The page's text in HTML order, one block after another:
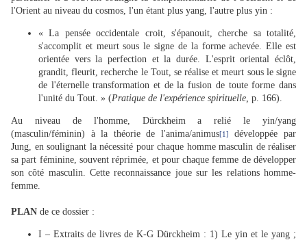
l'Orient au niveau du cosmos, l'un étant plus yang, l'autre plus yin :
« La pensée occidentale croit, s'épanouit, cherche sa totalité,
s'accomplit et meurt sous le signe de la forme achevée. Elle est
orientée vers la perfection et la durée. L'esprit oriental éclôt,
grandit, fleurit, recherche le Tout, se réalise et meurt sous le signe
de l'éternelle transformation et de la fusion de toute forme dans
l'unité du Tout. » (Pratique de l'expérience spirituelle, p. 166).
Au niveau de l'homme, Dürckheim a relié le yin/yang
(masculin/féminin) à la théorie de l'anima/animus[1]
développée par
Jung, en soulignant la nécessité pour chaque homme masculin de réaliser
sa part féminine, souvent réprimée, et pour chaque femme de développer
son côté masculin. Cette reconnaissance joue sur les relations homme-
femme.
PLAN de ce dossier :
I – Extraits de livres de K-G Dürckheim : 1) Le yin et le yang ;